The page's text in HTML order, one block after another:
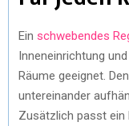
Ein schwebendes
Inneneinrichtung
Räume geeignet.
untereinander
Zusätzlich passt ein